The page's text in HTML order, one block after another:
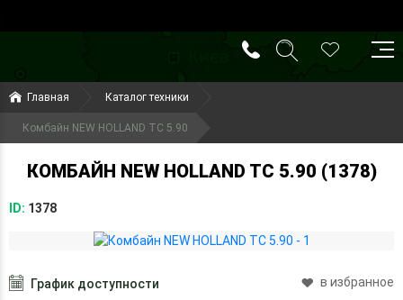
(099) 644-79-22
(050) 416-93-27
Главная Каталог техники
Комбайн NEW HOLLAND TC 5.90
КОМБАЙН NEW HOLLAND TC 5.90 (1378)
ID: 1378
График доступности в избранное